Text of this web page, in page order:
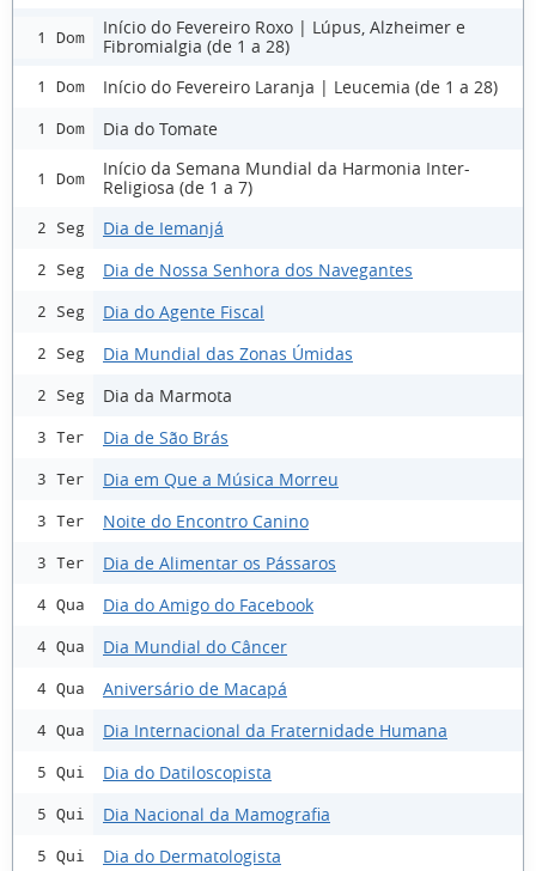
1 Dom
Início do Fevereiro Roxo | Lúpus, Alzheimer e
Fibromialgia (de 1 a 28)
1 Dom Início do Fevereiro Laranja | Leucemia (de 1 a 28)
1 Dom Dia do Tomate
1 Dom
Início da Semana Mundial da Harmonia Inter-
Religiosa (de 1 a 7)
2 Seg Dia de Iemanjá
2 Seg Dia de Nossa Senhora dos Navegantes
2 Seg Dia do Agente Fiscal
2 Seg Dia Mundial das Zonas Úmidas
2 Seg Dia da Marmota
3 Ter Dia de São Brás
3 Ter Dia em Que a Música Morreu
3 Ter Noite do Encontro Canino
3 Ter Dia de Alimentar os Pássaros
4 Qua Dia do Amigo do Facebook
4 Qua Dia Mundial do Câncer
4 Qua Aniversário de Macapá
4 Qua Dia Internacional da Fraternidade Humana
5 Qui Dia do Datiloscopista
5 Qui Dia Nacional da Mamografia
5 Qui Dia do Dermatologista